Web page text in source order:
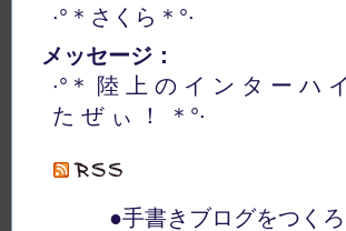
·°＊さくら＊°·
メッセージ：
·°＊ 陸 上 の イ ン タ ー ハ
た ぜ ぃ ！ ＊°·
●手書きブログをつくろ